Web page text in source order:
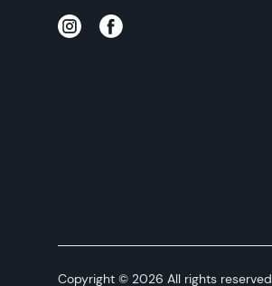
Copyright © 2026 All rights reserved